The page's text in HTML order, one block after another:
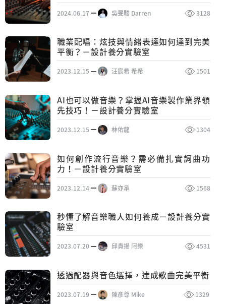
2024.06.17 吳旻駿 Darren 3128
職業配唱：炫技與情緒表達如何達到完美
平衡？－設計養分實驗室
2023.12.15 汪宸希 希希 1501
AI也可以做音樂？掌握AI音樂製作業界領
先技巧！－設計養分實驗室
2023.12.15 林佑龍 1304
如何創作流行音樂？需必備扎實詞曲功
力！－設計養分實驗室
2023.12.14 蘇亦承 1568
秒懂了解音樂職人如何養成－設計養分實
驗室
2023.07.20 邱貴揚 阿樂 4531
透過配器與音色選擇，達成歌曲完美平衡
2023.07.19 陳彥尊 Mike 1329